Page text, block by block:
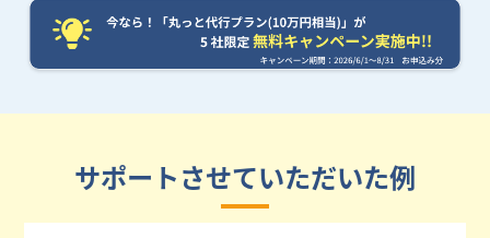
サポートさせていただいた例